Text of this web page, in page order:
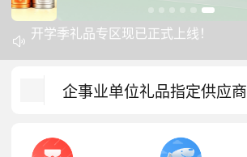

开学季礼品专区现已正式上线！
中秋礼品专区上线｜臻选团圆好礼
企事业单位礼品指定供应商